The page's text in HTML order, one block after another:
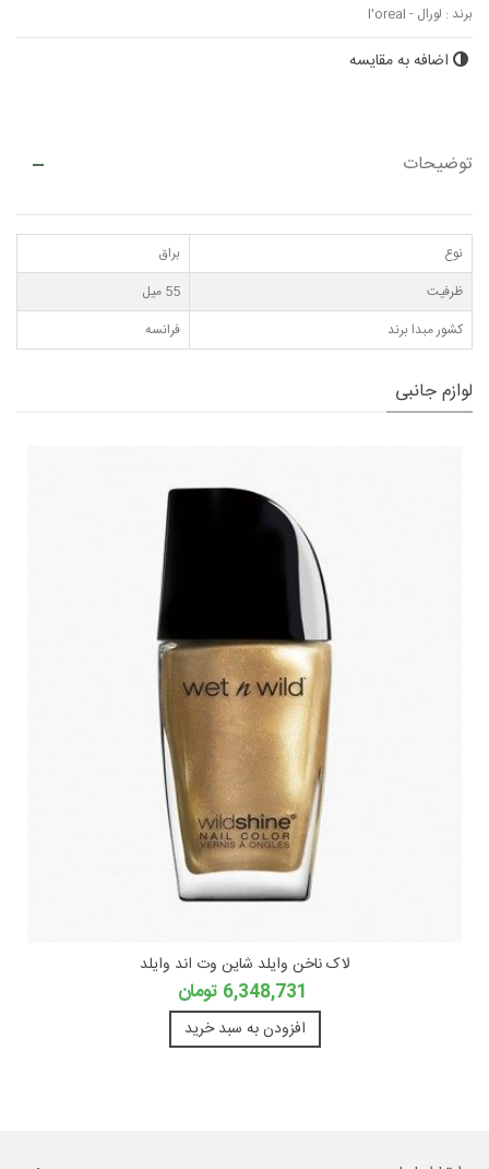
برند : لورال - l'oreal
اضافه به مقایسه
توضیحات
نوع
براق
ظرفیت
55 میل
کشور مبدا برند
فرانسه
لوازم جانبی
لاک ناخن وایلد شاین وت اند وایلد
6,348,731 تومان
افزودن به سبد خرید